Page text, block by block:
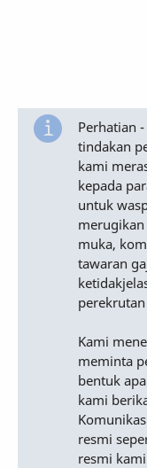
Perhatian
tindakan
kami
kepada
untuk
muka,
tawaran
Kami
meminta
bentuk
kami
resmi
resmi